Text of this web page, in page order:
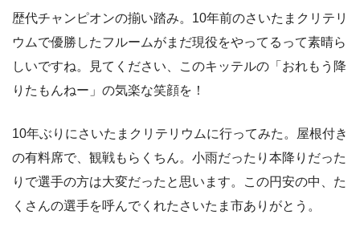
歴代チャンピオンの揃い踏み。10年前のさいたまクリテリ
ウムで優勝したフルームがまだ現役をやってるって素晴ら
しいですね。見てください、このキッテルの「おれもう降
りたもんねー」の気楽な笑顔を！
10年ぶりにさいたまクリテリウムに行ってみた。屋根付き
の有料席で、観戦もらくちん。小雨だったり本降りだった
りで選手の方は大変だったと思います。この円安の中、た
くさんの選手を呼んでくれたさいたま市ありがとう。